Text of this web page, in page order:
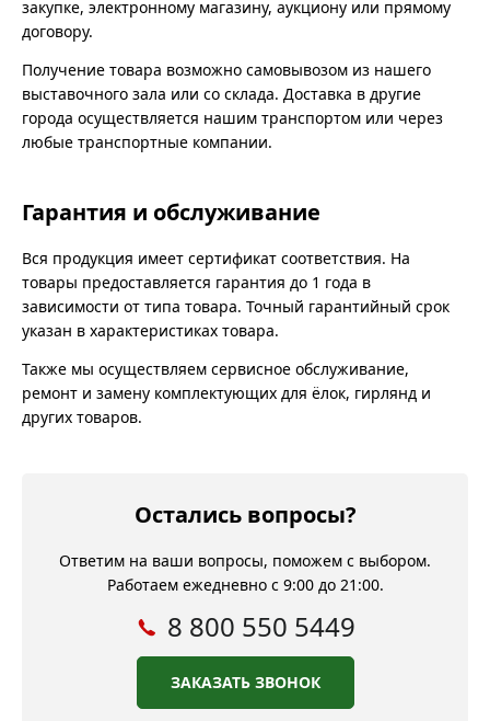
закупке, электронному магазину, аукциону или прямому
договору.
Получение товара возможно самовывозом из нашего
выставочного зала или со склада. Доставка в другие
города осуществляется нашим транспортом или через
любые транспортные компании.
Гарантия и обслуживание
Вся продукция имеет сертификат соответствия. На
товары предоставляется гарантия до 1 года в
зависимости от типа товара. Точный гарантийный срок
указан в характеристиках товара.
Также мы осуществляем сервисное обслуживание,
ремонт и замену комплектующих для ёлок, гирлянд и
других товаров.
Остались вопросы?
Ответим на ваши вопросы, поможем с выбором.
Работаем ежедневно с 9:00 до 21:00.
8 800 550 5449
ЗАКАЗАТЬ ЗВОНОК